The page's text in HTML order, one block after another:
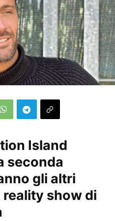
Island
seconda
gli altri
show di